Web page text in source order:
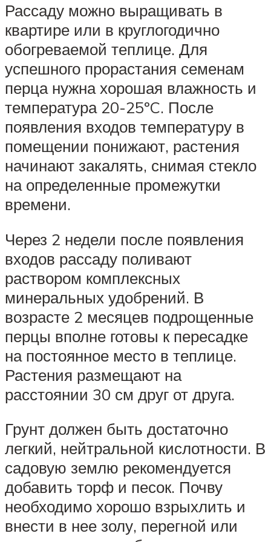
Рассаду можно выращивать в
квартире или в круглогодично
обогреваемой теплице. Для
успешного прорастания семенам
перца нужна хорошая влажность и
температура 20-25ºC. После
появления входов температуру в
помещении понижают, растения
начинают закалять, снимая стекло
на определенные промежутки
времени.
Через 2 недели после появления
входов рассаду поливают
раствором комплексных
минеральных удобрений. В
возрасте 2 месяцев подрощенные
перцы вполне готовы к пересадке
на постоянное место в теплице.
Растения размещают на
расстоянии 30 см друг от друга.
Грунт должен быть достаточно
легкий, нейтральной кислотности. В
садовую землю рекомендуется
добавить торф и песок. Почву
необходимо хорошо взрыхлить и
внести в нее золу, перегной или